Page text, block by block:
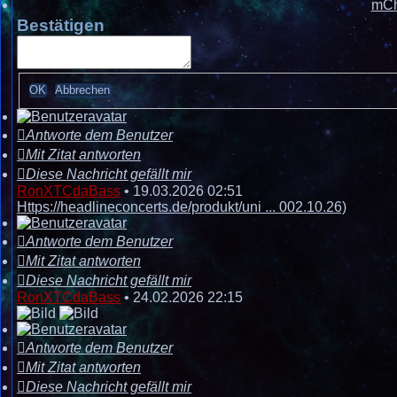
Bestätigen
Antworte dem Benutzer
Mit Zitat antworten
Diese Nachricht gefällt mir
RonXTCdaBass • 19.03.2026 02:51
Https://headlineconcerts.de/produkt/uni ... 002.10.26)
Antworte dem Benutzer
Mit Zitat antworten
Diese Nachricht gefällt mir
RonXTCdaBass • 24.02.2026 22:15
Antworte dem Benutzer
Mit Zitat antworten
Diese Nachricht gefällt mir